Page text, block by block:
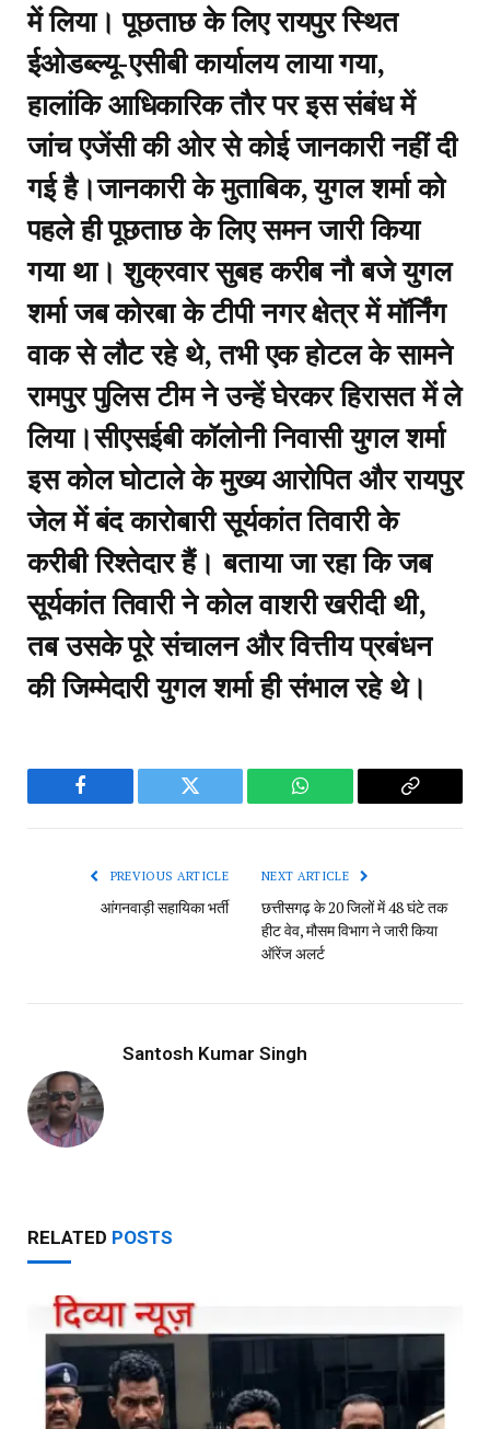
में लिया। पूछताछ के लिए रायपुर स्थित
ईओडब्ल्यू-एसीबी कार्यालय लाया गया,
हालांकि आधिकारिक तौर पर इस संबंध में
जांच एजेंसी की ओर से कोई जानकारी नहीं दी
गई है।जानकारी के मुताबिक, युगल शर्मा को
पहले ही पूछताछ के लिए समन जारी किया
गया था। शुक्रवार सुबह करीब नौ बजे युगल
शर्मा जब कोरबा के टीपी नगर क्षेत्र में मॉर्निंग
वाक से लौट रहे थे, तभी एक होटल के सामने
रामपुर पुलिस टीम ने उन्हें घेरकर हिरासत में ले
लिया।सीएसईबी कॉलोनी निवासी युगल शर्मा
इस कोल घोटाले के मुख्य आरोपित और रायपुर
जेल में बंद कारोबारी सूर्यकांत तिवारी के
करीबी रिश्तेदार हैं। बताया जा रहा कि जब
सूर्यकांत तिवारी ने कोल वाशरी खरीदी थी,
तब उसके पूरे संचालन और वित्तीय प्रबंधन
की जिम्मेदारी युगल शर्मा ही संभाल रहे थे।
Facebook Twitter WhatsApp
Copy
PREVIOUS ARTICLE
आंगनवाड़ी सहायिका भर्ती
NEXT ARTICLE
छत्तीसगढ़ के 20 जिलों में 48 घंटे तक
हीट वेव, मौसम विभाग ने जारी किया
ऑरेंज अलर्ट
Santosh Kumar Singh
RELATED POSTS